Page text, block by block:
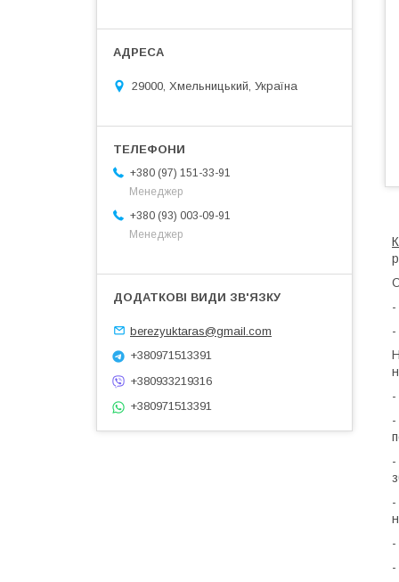
-
-
-
-
-
-
-
-
29000, Хмельницький, Україна
+380 (97) 151-33-91
Менеджер
+380 (93) 003-09-91
Менеджер
berezyuktaras@gmail.com
+380971513391
+380933219316
+380971513391